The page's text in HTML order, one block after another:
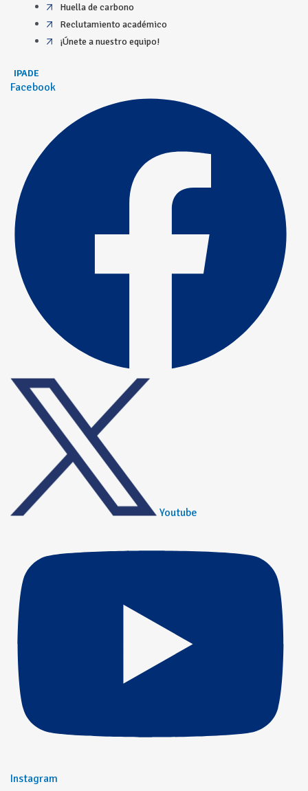
Huella de carbono
Reclutamiento académico
¡Únete a nuestro equipo!
IPADE
Facebook
Youtube
Instagram